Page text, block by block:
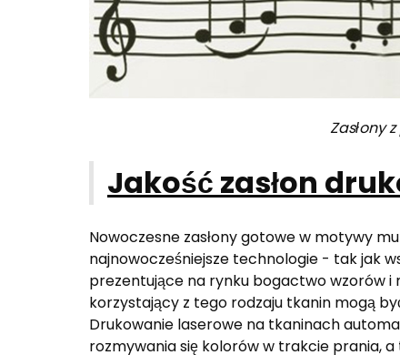
Zasłony
Jakość zasłon
Nowoczesne zasłony gotowe w motywy
najnowocześniejsze technologie - tak jak
prezentujące na rynku bogactwo wzorów
korzystający z tego rodzaju tkanin mogą
Drukowanie laserowe na tkaninach
rozmywania się kolorów w trakcie prania,